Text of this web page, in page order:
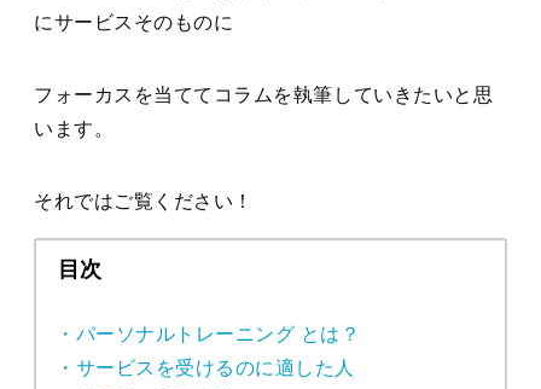
にサービスそのものに
フォーカスを当ててコラムを執筆していきたいと思
います。
それではご覧ください！
目次
・パーソナルトレーニング とは？
・サービスを受けるのに適した人